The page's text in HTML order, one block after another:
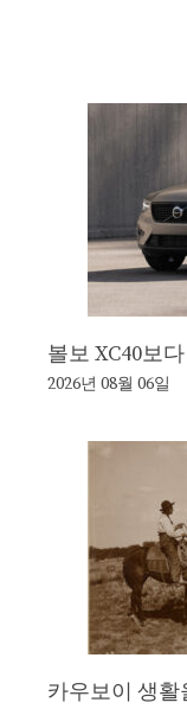
볼보 XC40보
2026년 08월 06일
카우보이 생활